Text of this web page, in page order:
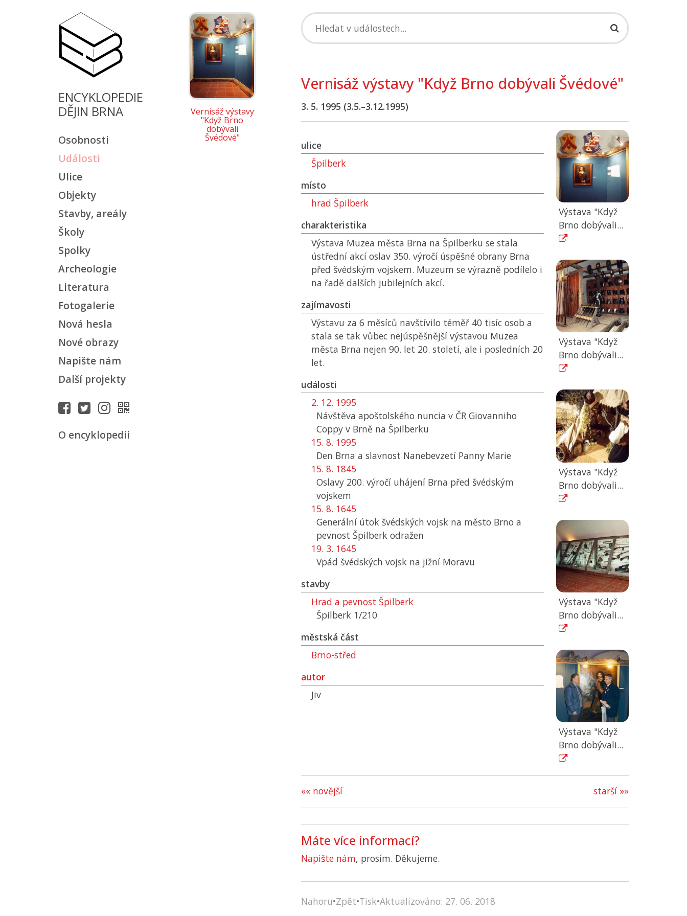
ENCYKLOPEDIE
DĚJIN BRNA
Osobnosti
Události
Ulice
Objekty
Stavby, areály
Školy
Spolky
Archeologie
Literatura
Fotogalerie
Nová hesla
Nové obrazy
Napište nám
Další projekty
O encyklopedii
Vernisáž výstavy
"Když Brno
dobývali
Švédové"
Vernisáž výstavy "Když Brno dobývali Švédové"
3. 5. 1995 (3.5.–3.12.1995)
ulice
Špilberk
místo
hrad Špilberk
charakteristika
Výstava Muzea města Brna na Špilberku se stala
ústřední akcí oslav 350. výročí úspěšné obrany Brna
před švédským vojskem. Muzeum se výrazně podílelo i
na řadě dalších jubilejních akcí.
zajímavosti
Výstavu za 6 měsíců navštívilo téměř 40 tisíc osob a
stala se tak vůbec nejúspěšnější výstavou Muzea
města Brna nejen 90. let 20. století, ale i posledních 20
let.
události
2. 12. 1995
Návštěva apoštolského nuncia v ČR Giovanniho
Coppy v Brně na Špilberku
15. 8. 1995
Den Brna a slavnost Nanebevzetí Panny Marie
15. 8. 1845
Oslavy 200. výročí uhájení Brna před švédským
vojskem
15. 8. 1645
Generální útok švédských vojsk na město Brno a
pevnost Špilberk odražen
19. 3. 1645
Vpád švédských vojsk na jižní Moravu
stavby
Hrad a pevnost Špilberk
Špilberk 1/210
městská část
Brno-střed
autor
Jiv
Výstava "Když
Brno dobývali...
Výstava "Když
Brno dobývali...
Výstava "Když
Brno dobývali...
Výstava "Když
Brno dobývali...
Výstava "Když
Brno dobývali...
starší »»
«« novější
Máte více informací?
Napište nám, prosím. Děkujeme.
Nahoru•Zpět•Tisk•Aktualizováno: 27. 06. 2018